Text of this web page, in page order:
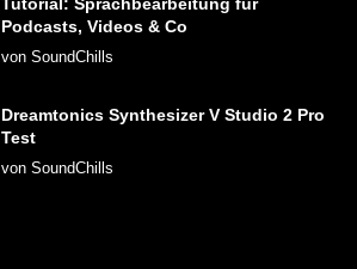
Podcasts, Videos & Co
von SoundChills
Dreamtonics Synthesizer V Studio 2 Pro
Test
von SoundChills